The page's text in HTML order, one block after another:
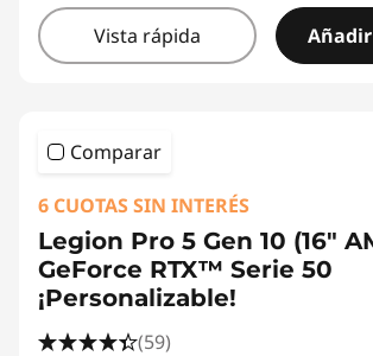
Vista rápida
Comparar
6 CUOTAS SIN INTERÉS
Legion Pro 5 Gen 10 (16"
GeForce RTX™ Serie 50
¡Personalizable!
(59)